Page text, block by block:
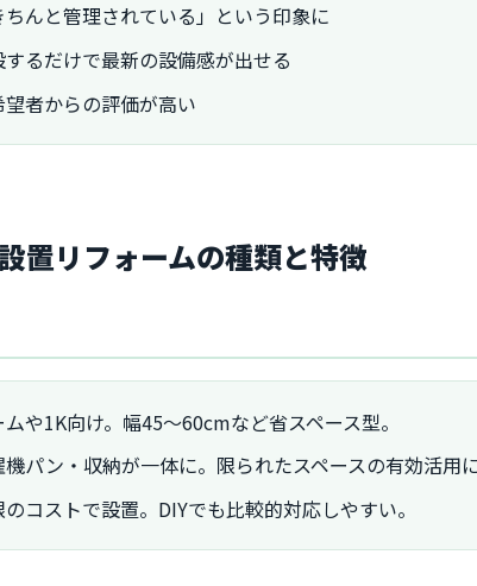
んと管理されている」という印象に
るだけで最新の設備感が出せる
者からの評価が高い
置リフォームの種類と特徴
や1K向け。幅45～60cmなど省スペース型。
パン・収納が一体に。限られたスペースの有効活用に
コストで設置。DIYでも比較的対応しやすい。